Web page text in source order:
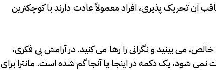
آن تحریک پذیری، افراد معمولاً عادت دارند با کوچکترین
می بینید و نگرانی را رها می کنید. در آرامش بی فکری،
شود، یک دکمه در اینجا یا آنجا گم شده است. مانترا برای